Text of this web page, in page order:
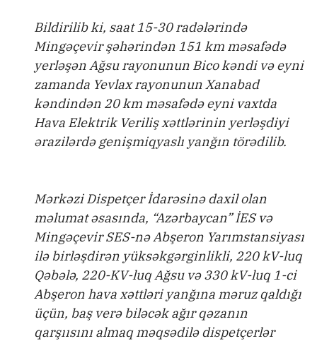
Bildirilib ki, saat 15-30 radələrində
Mingəçevir şəhərindən 151 km məsafədə
yerləşən Ağsu rayonunun Bico kəndi və eyni
zamanda Yevlax rayonunun Xanabad
kəndindən 20 km məsafədə eyni vaxtda
Hava Elektrik Veriliş xəttlərinin yerləşdiyi
ərazilərdə genişmiqyaslı yanğın törədilib.
Mərkəzi Dispetçer İdarəsinə daxil olan
məlumat əsasında, “Azərbaycan” İES və
Mingəçevir SES-nə Abşeron Yarımstansiyası
ilə birləşdirən yüksəkgərginlikli, 220 kV-luq
Qəbələ, 220-KV-luq Ağsu və 330 kV-luq 1-ci
Abşeron hava xəttləri yanğına məruz qaldığı
üçün, baş verə biləcək ağır qəzanın
qarşıısını almaq məqsədilə dispetçerlər